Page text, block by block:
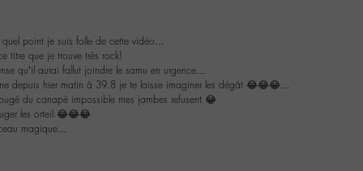
point je suis folle de cette vidéo…
titre que je trouve très rock!
qu’il aurai fallut joindre le samu en urgence…
depuis hier matin à 39.8 je te laisse imaginer les dégât 😂😂😂…
du canapé impossible mes jambes refusent 😂
les orteil 😂😂😂
magique…